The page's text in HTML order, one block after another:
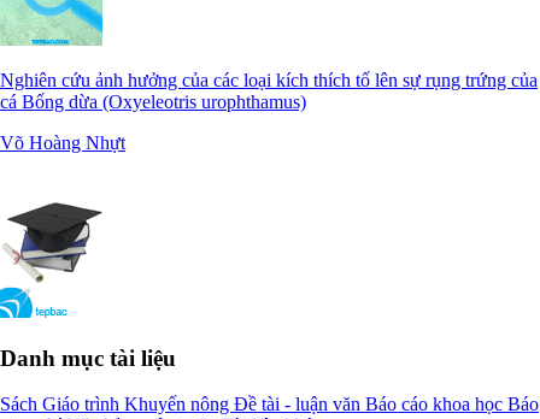
Nghiên cứu ảnh hưởng của các loại kích thích tố lên sự rụng trứng của
cá Bống dừa (Oxyeleotris urophthamus)
Võ Hoàng Nhựt
Danh mục tài liệu
Sách Giáo trình Khuyến nông Đề tài - luận văn Báo cáo khoa học Báo